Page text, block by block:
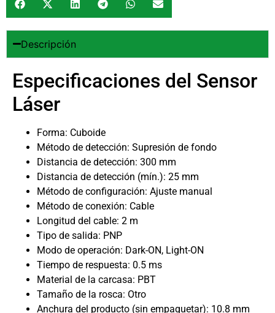
Descripción
Especificaciones del Sensor
Láser
Forma: Cuboide
Método de detección: Supresión de fondo
Distancia de detección: 300 mm
Distancia de detección (mín.): 25 mm
Método de configuración: Ajuste manual
Método de conexión: Cable
Longitud del cable: 2 m
Tipo de salida: PNP
Modo de operación: Dark-ON, Light-ON
Tiempo de respuesta: 0.5 ms
Material de la carcasa: PBT
Tamaño de la rosca: Otro
Anchura del producto (sin empaquetar): 10.8 mm